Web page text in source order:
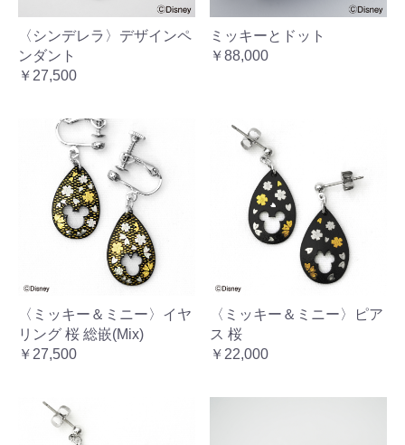
〈シンデレラ〉デザインペ
ンダント
￥27,500
ミッキーとドット
￥88,000
〈ミッキー＆ミニー〉イヤ
リング 桜 総嵌(Mix)
￥27,500
〈ミッキー＆ミニー〉ピア
ス 桜
￥22,000